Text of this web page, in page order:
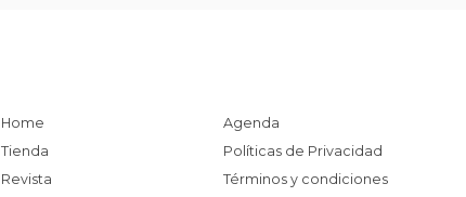
Home
Tienda
Revista
Agenda
Políticas de Privacidad
Términos y condiciones